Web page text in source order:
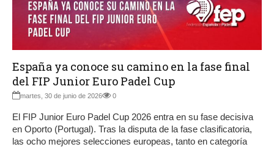
España ya conoce su camino en la fase final
del FIP Junior Euro Padel Cup
martes, 30 de junio de 2026 0
El FIP Junior Euro Padel Cup 2026 entra en su fase decisiva
en Oporto (Portugal). Tras la disputa de la fase clasificatoria,
las ocho mejores selecciones europeas, tanto en categoría